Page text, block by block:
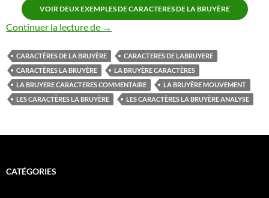
VOIR DEUX EXEMPLES DE CARACTERES DE LA BRUYÈRE
Continuer la lecture de Les caractères la bruyère
→
CARACTÈRES DE LA BRUYÈRE
CARACTERES DE LABRUYERE
CARACTÈRES LA BRUYÈRE
LA BRUYÈRE CARACTÈRES
LA BRUYERE CARACTERES COMMENTAIRE
LA BRUYÈRE MOUVEMENT
LES CARACTÈRES LA BRUYÈRE
LES CARACTÈRES LA BRUYÈRE ANALYSE
CATÉGORIES